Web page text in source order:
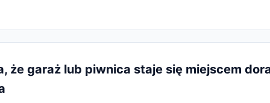
że garaż lub piwnica staje się miejscem